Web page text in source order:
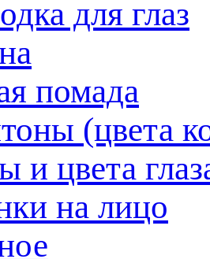
для глаз
помада
(цвета
и цвета
на лицо